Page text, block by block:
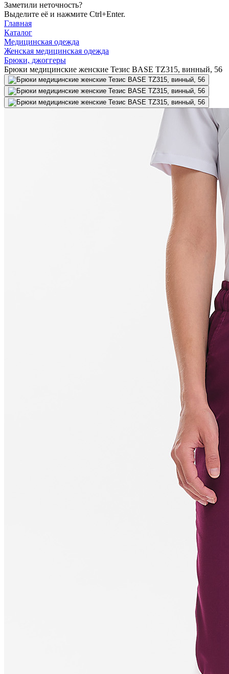
Заметили неточность?
Выделите её и нажмите Ctrl+Enter.
Главная
Каталог
Медицинская одежда
Женская медицинская одежда
Брюки, джоггеры
Брюки медицинские женские Тезис BASE TZ315, винный, 56